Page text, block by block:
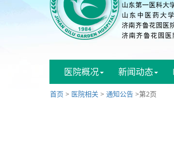
医院概况 新闻动态
首页 > 医院相关 > 通知公告 >第2页